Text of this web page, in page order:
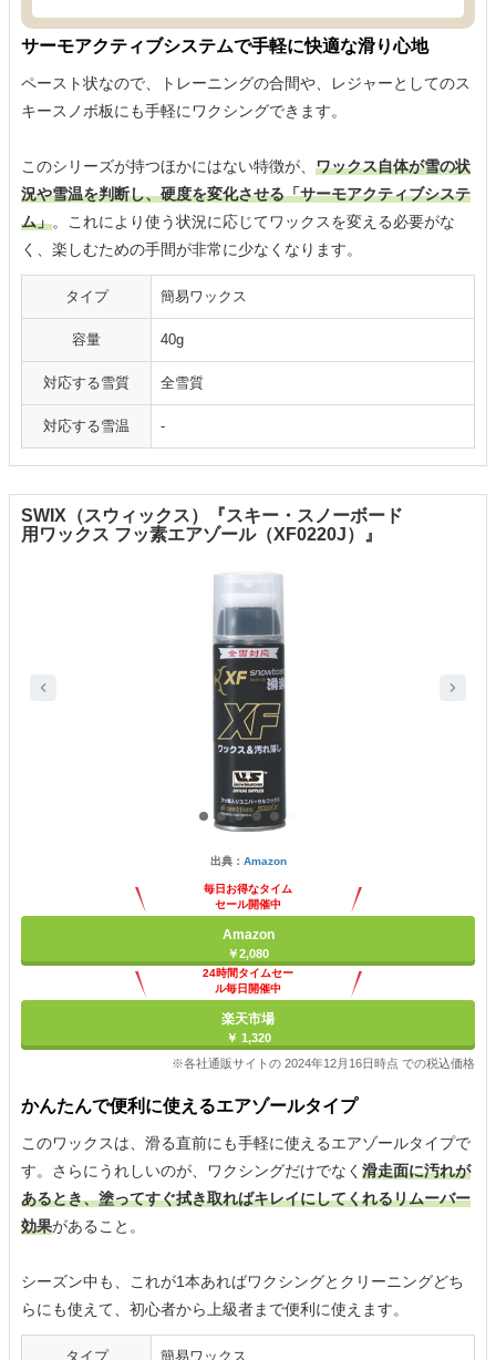
サーモアクティブシステムで手軽に快適な滑り心地
ペースト状なので、トレーニングの合間や、レジャーとしてのス
キースノボ板にも手軽にワクシングできます。
このシリーズが持つほかにはない特徴が、 ワックス自体が雪の状
況や雪温を判断し、硬度を変化させる「サーモアクティブシステ
ム」。これにより使う状況に応じてワックスを変える必要がな
く、楽しむための手間が非常に少なくなります。
タイプ 簡易ワックス
容量 40g
対応する雪質 全雪質
対応する雪温 -
SWIX（スウィックス）『スキー・スノーボード
用ワックス フッ素エアゾール（XF0220J）』
出典： Amazon
毎日お得なタイム
セール開催中
Amazon
￥2,080
24時間タイムセー
ル毎日開催中
楽天市場
￥ 1,320
※各社通販サイトの 2024年12月16日時点 での税込価格
かんたんで便利に使えるエアゾールタイプ
このワックスは、滑る直前にも手軽に使えるエアゾールタイプで
す。さらにうれしいのが、ワクシングだけでなく 滑走面に汚れが
あるとき、塗ってすぐ拭き取ればキレイにしてくれるリムーバー
効果があること。
シーズン中も、これが1本あればワクシングとクリーニングどち
らにも使えて、初心者から上級者まで便利に使えます。
タイプ 簡易ワックス